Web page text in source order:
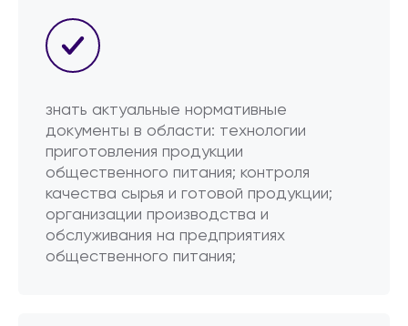
знать актуальные нормативные
документы в области: технологии
приготовления продукции
общественного питания; контроля
качества сырья и готовой продукции;
организации производства и
обслуживания на предприятиях
общественного питания;